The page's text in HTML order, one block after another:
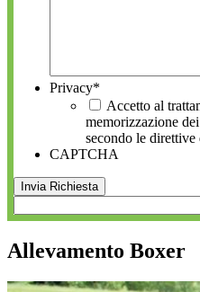
Privacy*
Accetto al
memorizzazione
secondo le direttive
CAPTCHA
Allevamento Boxer